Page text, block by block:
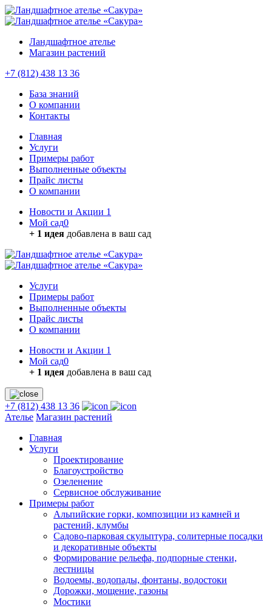
Ландшафтное ателье
Магазин растений
+7 (812) 438 13 36
База знаний
О компании
Контакты
Главная
Услуги
Примеры работ
Выполненные объекты
Прайс листы
О компании
Новости и Акции 1
Мой сад0
+ 1 идея добавлена в ваш сад
Услуги
Примеры работ
Выполненные объекты
Прайс листы
О компании
Новости и Акции 1
Мой сад0
+ 1 идея добавлена в ваш сад
+7 (812) 438 13 36
Ателье Магазин растений
Главная
Услуги
Проектирование
Благоустройство
Озеленение
Сервисное обслуживание
Примеры работ
Альпийские горки, композиции из камней и
растений, клумбы
Садово-парковая скульптура, солитерные посадки
и декоративные объекты
Формирование рельефа, подпорные стенки,
лестницы
Водоемы, водопады, фонтаны, водостоки
Дорожки, мощение, газоны
Мостики